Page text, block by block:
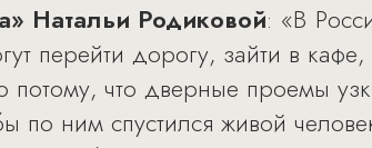
Натальи Родиковой: «В
перейти дорогу, зайти в кафе,
потому, что дверные проемы
по ним спустился живой